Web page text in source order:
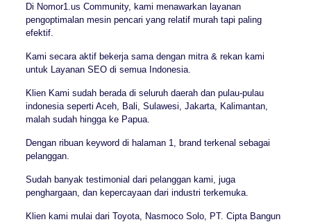
Di Nomor1.us Community, kami menawarkan layanan
pengoptimalan mesin pencari yang relatif murah tapi paling
efektif.
Kami secara aktif bekerja sama dengan mitra & rekan kami
untuk Layanan SEO di semua Indonesia.
Klien Kami sudah berada di seluruh daerah dan pulau-pulau
indonesia seperti Aceh, Bali, Sulawesi, Jakarta, Kalimantan,
malah sudah hingga ke Papua.
Dengan ribuan keyword di halaman 1, brand terkenal sebagai
pelanggan.
Sudah banyak testimonial dari pelanggan kami, juga
penghargaan, dan kepercayaan dari industri terkemuka.
Klien kami mulai dari Toyota, Nasmoco Solo, PT. Cipta Bangun